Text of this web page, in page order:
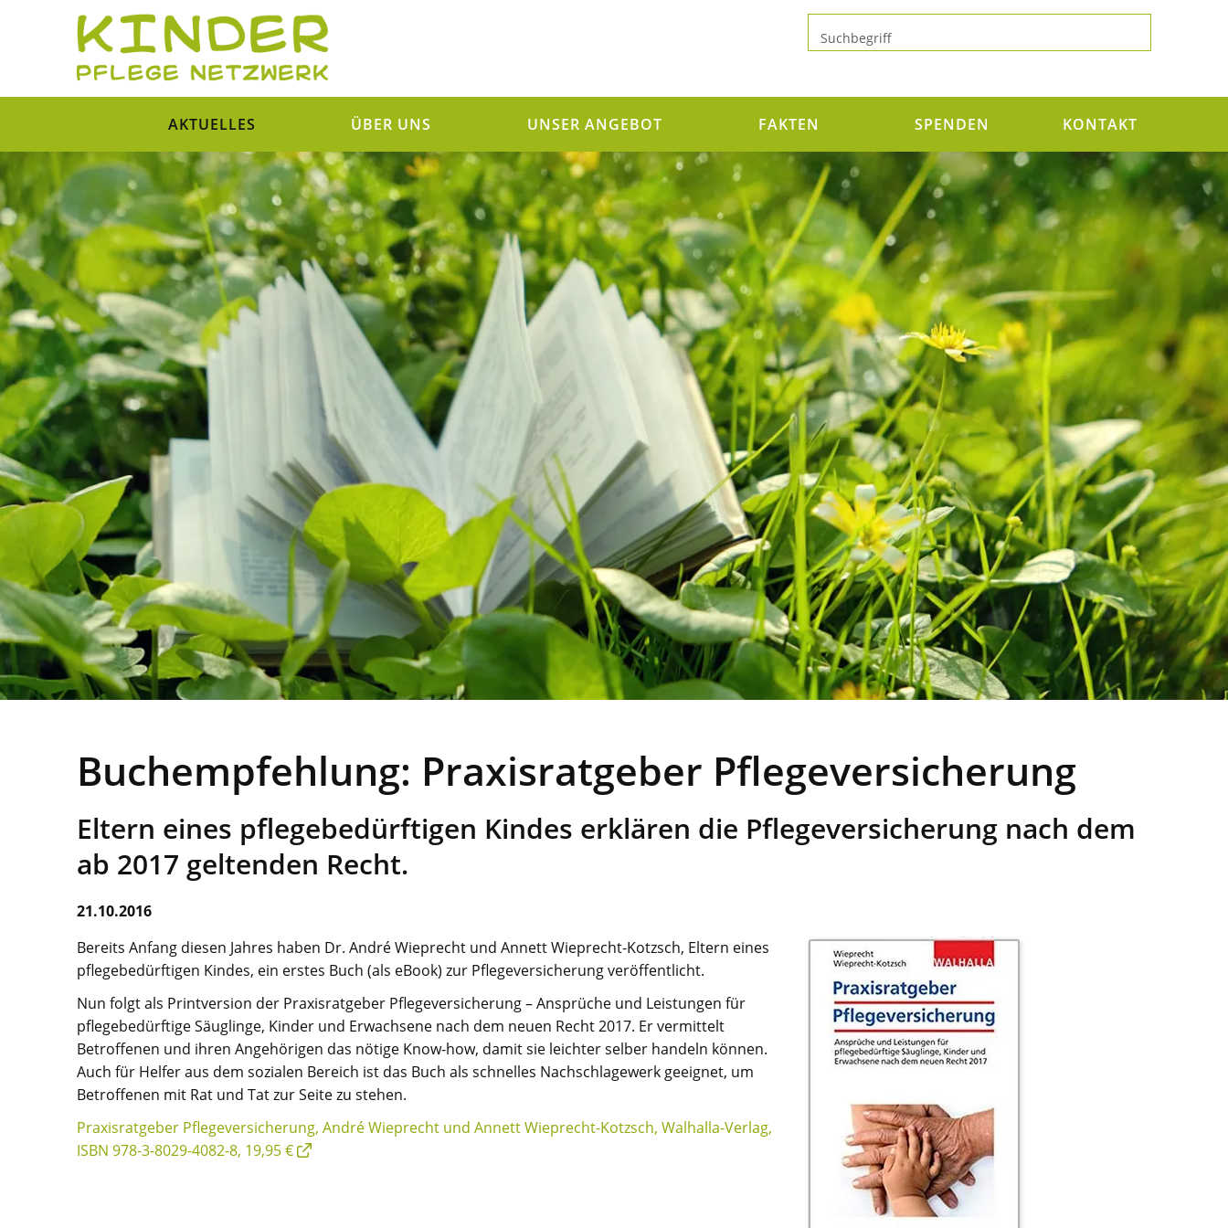
AKTUELLES ÜBER UNS UNSER ANGEBOT FAKTEN SPENDEN KONTAKT
Buchempfehlung: Praxisratgeber Pflegeversicherung
Eltern eines pflegebedürftigen Kindes erklären die Pflegeversicherung nach dem
ab 2017 geltenden Recht.
21.10.2016
Bereits Anfang diesen Jahres haben Dr. André Wieprecht und Annett Wieprecht-Kotzsch, Eltern eines
pflegebedürftigen Kindes, ein erstes Buch (als eBook) zur Pflegeversicherung veröffentlicht.
Nun folgt als Printversion der Praxisratgeber Pflegeversicherung – Ansprüche und Leistungen für
pflegebedürftige Säuglinge, Kinder und Erwachsene nach dem neuen Recht 2017. Er vermittelt
Betroffenen und ihren Angehörigen das nötige Know-how, damit sie leichter selber handeln können.
Auch für Helfer aus dem sozialen Bereich ist das Buch als schnelles Nachschlagewerk geeignet, um
Betroffenen mit Rat und Tat zur Seite zu stehen.
Praxisratgeber Pflegeversicherung, André Wieprecht und Annett Wieprecht-Kotzsch, Walhalla-Verlag,
ISBN 978-3-8029-4082-8, 19,95 €